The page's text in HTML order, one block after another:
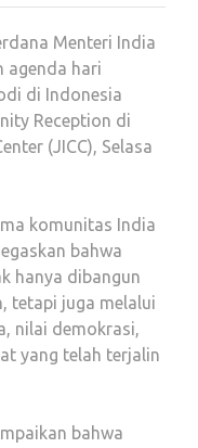
Menteri India
agenda hari
di Indonesia
Reception di
(JICC), Selasa
komunitas India
bahwa
hanya dibangun
tetapi juga melalui
nilai demokrasi,
yang telah terjalin
bahwa